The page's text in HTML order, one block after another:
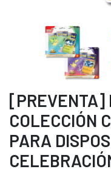
[PREVENTA]
COLECCIÓN
PARA